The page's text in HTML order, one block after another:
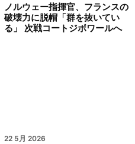
ノルウェー指揮官、フランスの
破壊力に脱帽「群を抜いてい
る」 次戦コートジボワールへ
22 5月 2026